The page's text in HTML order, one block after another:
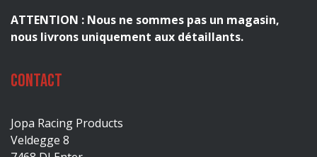
ATTENTION : Nous ne sommes pas un magasin,
nous livrons uniquement aux détaillants.
Contact
Jopa Racing Products
Veldegge 8